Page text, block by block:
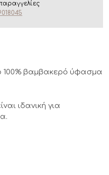
βαμβακερό ύφασμα
ιδανική για